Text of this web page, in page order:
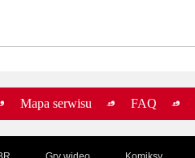
Stephen King
Mapa serwisu FAQ